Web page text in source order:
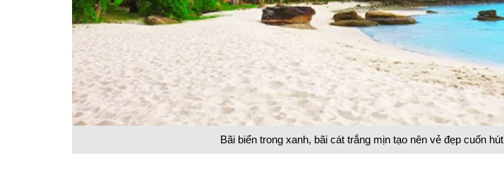
Bãi biển trong xanh, bãi cát trắng mịn tạo nên vẻ đẹp cuốn hút